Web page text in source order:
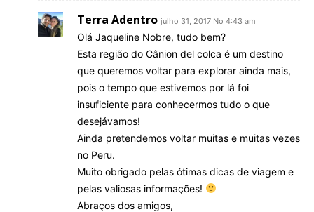
Terra Adentro julho 31, 2017 No 4:43 am
Olá Jaqueline Nobre, tudo bem?
Esta região do Cânion del colca é um destino
que queremos voltar para explorar ainda mais,
pois o tempo que estivemos por lá foi
insuficiente para conhecermos tudo o que
desejávamos!
Ainda pretendemos voltar muitas e muitas vezes
no Peru.
Muito obrigado pelas ótimas dicas de viagem e
pelas valiosas informações!
Abraços dos amigos,